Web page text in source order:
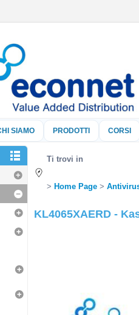
SIAMO PRODOTTI CORSI
Ti trovi in
Home Page
KL4065XAERD -